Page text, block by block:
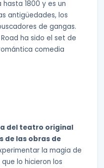
1800 y es un
antigüedades, los
de gangas.
ha sido el set de
comedia
del teatro original
de las obras de
la magia de
lo hicieron los